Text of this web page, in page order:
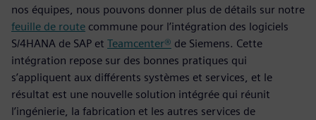
nos équipes, nous pouvons donner plus de détails sur notre
feuille de route commune pour l’intégration des logiciels
S/4HANA de SAP et Teamcenter® de Siemens. Cette
intégration repose sur des bonnes pratiques qui
s’appliquent aux différents systèmes et services, et le
résultat est une nouvelle solution intégrée qui réunit
l’ingénierie, la fabrication et les autres services de